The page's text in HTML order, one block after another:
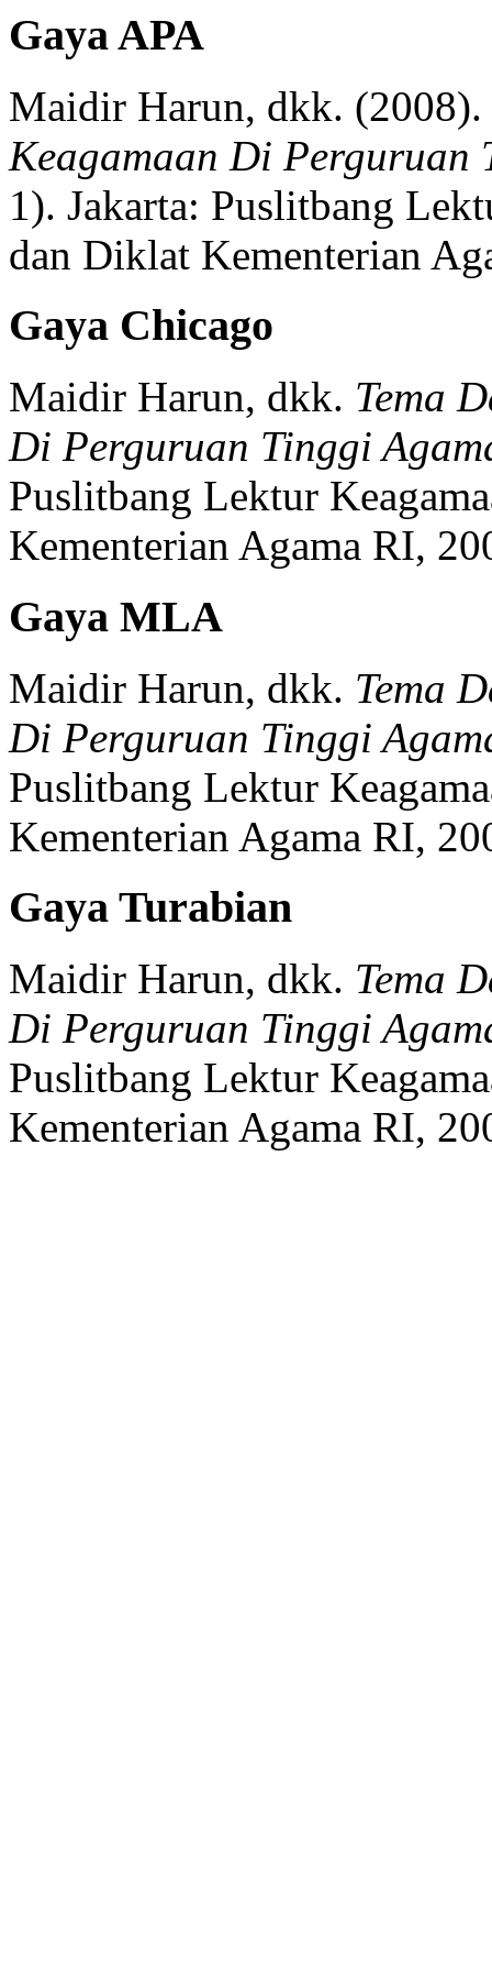
Gaya APA
Maidir Harun, dkk. (2008).
Keagamaan Di Perguruan
1). Jakarta: Puslitbang
dan Diklat Kementerian
Gaya Chicago
Maidir Harun, dkk. Tema
Di Perguruan Tinggi
Puslitbang Lektur
Kementerian Agama RI,
Gaya MLA
Maidir Harun, dkk. Tema
Di Perguruan Tinggi
Puslitbang Lektur
Kementerian Agama RI,
Gaya Turabian
Maidir Harun, dkk. Tema
Di Perguruan Tinggi
Puslitbang Lektur
Kementerian Agama RI,